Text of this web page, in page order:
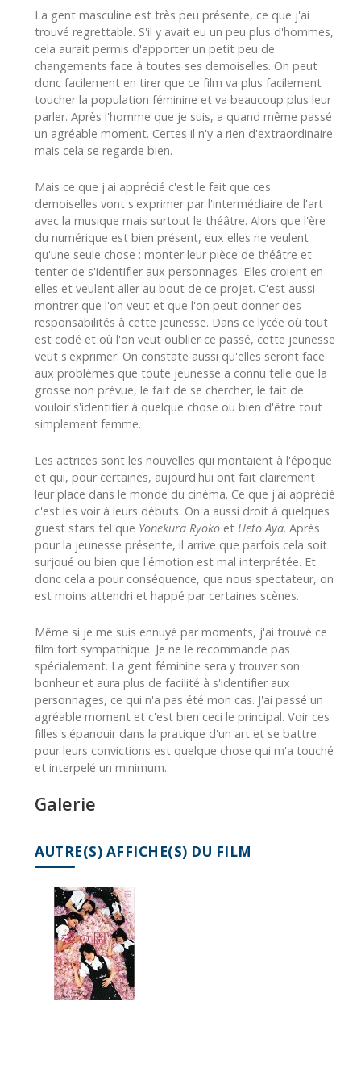
La gent masculine est très peu présente, ce que j'ai
trouvé regrettable. S'il y avait eu un peu plus d'hommes,
cela aurait permis d'apporter un petit peu de
changements face à toutes ses demoiselles. On peut
donc facilement en tirer que ce film va plus facilement
toucher la population féminine et va beaucoup plus leur
parler. Après l'homme que je suis, a quand même passé
un agréable moment. Certes il n'y a rien d'extraordinaire
mais cela se regarde bien.
Mais ce que j'ai apprécié c'est le fait que ces
demoiselles vont s'exprimer par l'intermédiaire de l'art
avec la musique mais surtout le théâtre. Alors que l'ère
du numérique est bien présent, eux elles ne veulent
qu'une seule chose : monter leur pièce de théâtre et
tenter de s'identifier aux personnages. Elles croient en
elles et veulent aller au bout de ce projet. C'est aussi
montrer que l'on veut et que l'on peut donner des
responsabilités à cette jeunesse. Dans ce lycée où tout
est codé et où l'on veut oublier ce passé, cette jeunesse
veut s'exprimer. On constate aussi qu'elles seront face
aux problèmes que toute jeunesse a connu telle que la
grosse non prévue, le fait de se chercher, le fait de
vouloir s'identifier à quelque chose ou bien d'être tout
simplement femme.
Les actrices sont les nouvelles qui montaient à l'époque
et qui, pour certaines, aujourd'hui ont fait clairement
leur place dans le monde du cinéma. Ce que j'ai apprécié
c'est les voir à leurs débuts. On a aussi droit à quelques
guest stars tel que Yonekura Ryoko et Ueto Aya. Après
pour la jeunesse présente, il arrive que parfois cela soit
surjoué ou bien que l'émotion est mal interprétée. Et
donc cela a pour conséquence, que nous spectateur, on
est moins attendri et happé par certaines scènes.
Même si je me suis ennuyé par moments, j'ai trouvé ce
film fort sympathique. Je ne le recommande pas
spécialement. La gent féminine sera y trouver son
bonheur et aura plus de facilité à s'identifier aux
personnages, ce qui n'a pas été mon cas. J'ai passé un
agréable moment et c'est bien ceci le principal. Voir ces
filles s'épanouir dans la pratique d'un art et se battre
pour leurs convictions est quelque chose qui m'a touché
et interpelé un minimum.
Galerie
AUTRE(S) AFFICHE(S) DU FILM